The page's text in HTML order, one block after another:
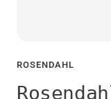
ROSENDAHL